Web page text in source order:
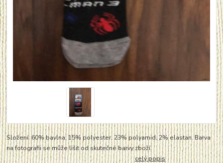
Složení: 60% bavlna, 15% polyester, 23% polyamid, 2% elastan. Barva
na fotografii se může lišit od skutečné barvy zboží.
celý popis